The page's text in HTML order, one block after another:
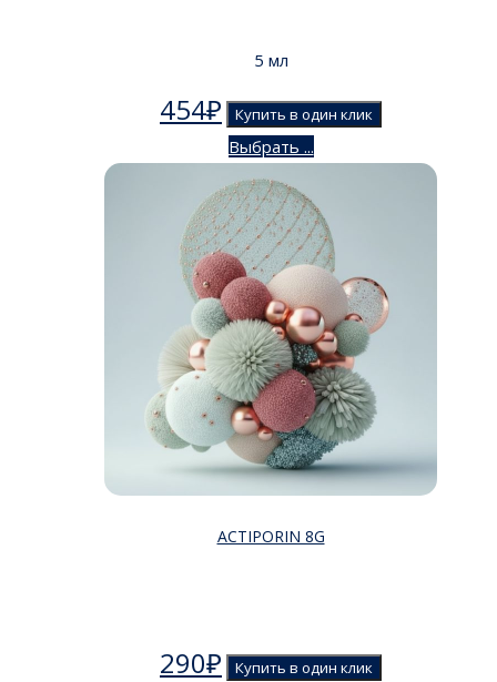
5 мл
454₽ Купить в один клик
Выбрать ...
ACTIPORIN 8G
290₽ Купить в один клик